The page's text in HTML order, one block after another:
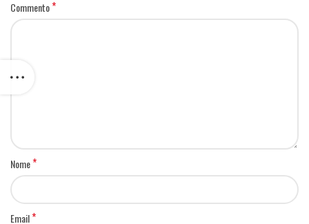
Commento*
Nome*
Email*